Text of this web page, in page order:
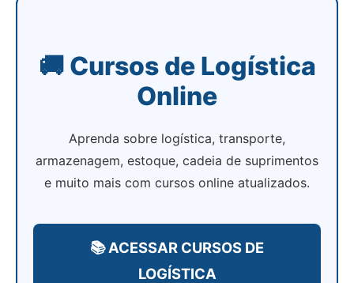
🚚 Cursos de Logística
Online
Aprenda sobre logística, transporte,
armazenagem, estoque, cadeia de suprimentos
e muito mais com cursos online atualizados.
📚 ACESSAR CURSOS DE
LOGÍSTICA